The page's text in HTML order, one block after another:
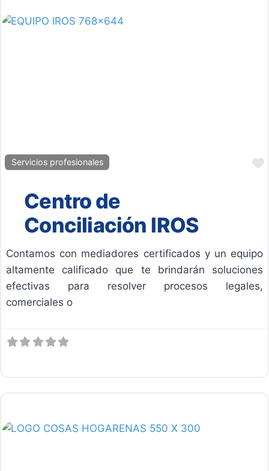
Servicios profesionales
Centro de
Conciliación IROS
Contamos con mediadores certificados y un equipo
altamente calificado que te brindarán soluciones
efectivas para resolver procesos legales,
comerciales o